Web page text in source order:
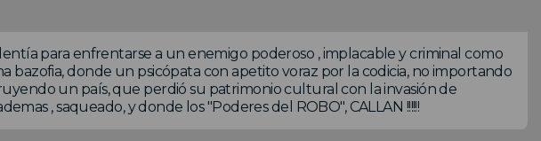
para enfrentarse a un enemigo poderoso , implacable y criminal como
bazofia, donde un psicópata con apetito voraz por la codicia, no importando
un país, que perdió su patrimonio cultural con la invasión de
, saqueado, y donde los "Poderes del ROBO", CALLAN !!!!!!